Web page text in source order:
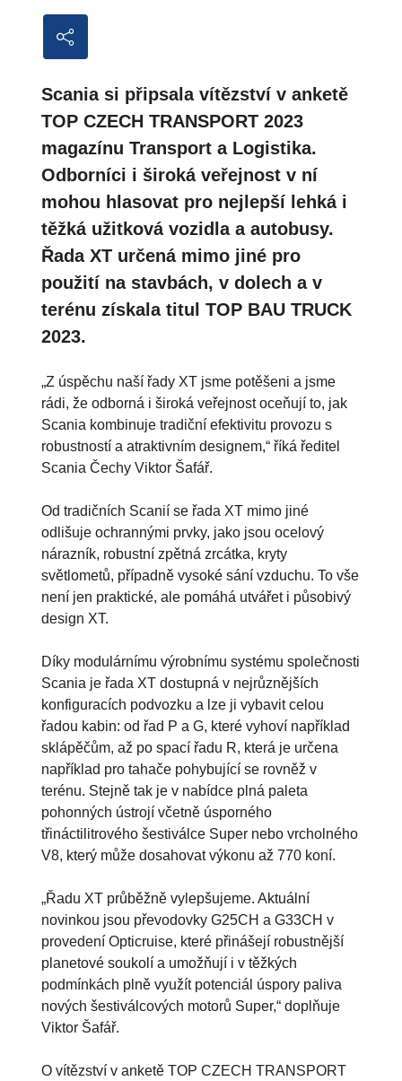
Scania si připsala vítězství v anketě
TOP CZECH TRANSPORT 2023
magazínu Transport a Logistika.
Odborníci i široká veřejnost v ní
mohou hlasovat pro nejlepší lehká i
těžká užitková vozidla a autobusy.
Řada XT určená mimo jiné pro
použití na stavbách, v dolech a v
terénu získala titul TOP BAU TRUCK
2023.
„Z úspěchu naší řady XT jsme potěšeni a jsme
rádi, že odborná i široká veřejnost oceňují to, jak
Scania kombinuje tradiční efektivitu provozu s
robustností a atraktivním designem,“ říká ředitel
Scania Čechy Viktor Šafář.
Od tradičních Scanií se řada XT mimo jiné
odlišuje ochrannými prvky, jako jsou ocelový
nárazník, robustní zpětná zrcátka, kryty
světlometů, případně vysoké sání vzduchu. To vše
není jen praktické, ale pomáhá utvářet i působivý
design XT.
Díky modulárnímu výrobnímu systému společnosti
Scania je řada XT dostupná v nejrůznějších
konfiguracích podvozku a lze ji vybavit celou
řadou kabin: od řad P a G, které vyhoví například
sklápěčům, až po spací řadu R, která je určena
například pro tahače pohybující se rovněž v
terénu. Stejně tak je v nabídce plná paleta
pohonných ústrojí včetně úsporného
třináctilitrového šestiválce Super nebo vrcholného
V8, který může dosahovat výkonu až 770 koní.
„Řadu XT průběžně vylepšujeme. Aktuální
novinkou jsou převodovky G25CH a G33CH v
provedení Opticruise, které přinášejí robustnější
planetové soukolí a umožňují i v těžkých
podmínkách plně využít potenciál úspory paliva
nových šestiválcových motorů Super,“ doplňuje
Viktor Šafář.
O vítězství v anketě TOP CZECH TRANSPORT